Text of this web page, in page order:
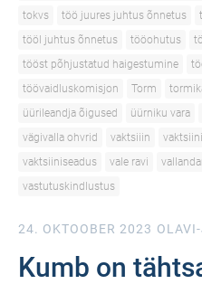
tokvs
töö juures juhtus õnnetus
tööl juhtus õnnetus
tööohutus
tööst põhjustatud haigestumine
töövaidluskomisjon
Torm
üürileandja õigused
üürniku vara
vägivalla ohvrid
vaktsiiin
vaktsiiniseadus
vale ravi
vastutuskindlustus
24. OKTOOBER 2023
Kumb on